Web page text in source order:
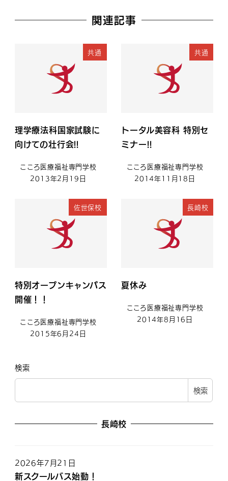
関連記事
共通
理学療法科国家試験に
向けての壮行会!!
こころ医療福祉専門学校
2013年2月19日
共通
トータル美容科 特別セ
ミナー!!
こころ医療福祉専門学校
2014年11月18日
佐世保校
特別オープンキャンパス
開催！！
こころ医療福祉専門学校
2015年6月24日
長崎校
夏休み
こころ医療福祉専門学校
2014年8月16日
検索
検索
長崎校
新スクールバス始動！
2026年7月21日